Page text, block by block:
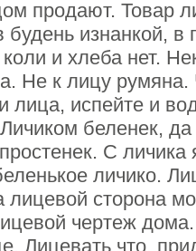
продают. Товар
будень изнанкой,
и хлеба нет.
Не к лицу
лица, испейте и
беленек,
С личика
личико.
сторона
чертеж
Лицевать что,